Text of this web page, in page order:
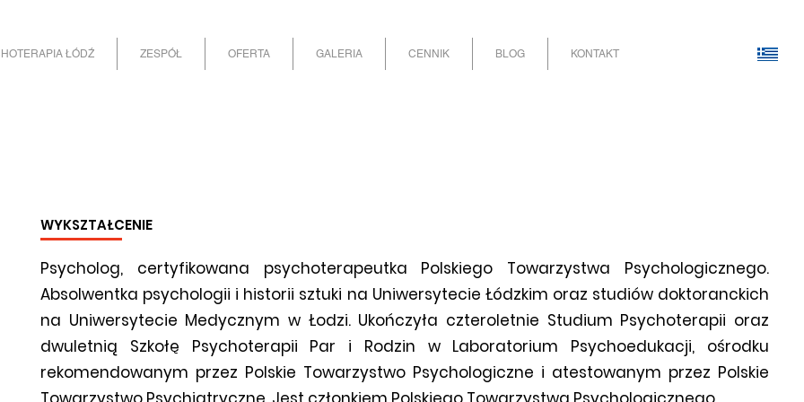
ŁÓDŹ ZESPÓŁ OFERTA GALERIA CENNIK BLOG KONTAKT
WYKSZTAŁCENIE
Psycholog, certyfikowana psychoterapeutka Polskiego Towarzystwa Psychologicznego.
Absolwentka psychologii i historii sztuki na Uniwersytecie Łódzkim oraz studiów doktoranckich
na Uniwersytecie Medycznym w Łodzi. Ukończyła czteroletnie Studium Psychoterapii oraz
dwuletnią Szkołę Psychoterapii Par i Rodzin w Laboratorium Psychoedukacji, ośrodku
rekomendowanym przez Polskie Towarzystwo Psychologiczne i atestowanym przez Polskie